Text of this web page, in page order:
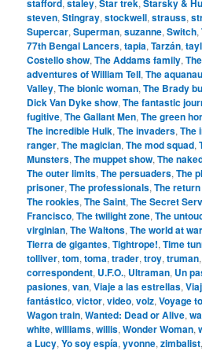
steven,Stingray,stockwell,strauss,
Supercar,Superman,suzanne,Switch,
77th Bengal Lancers,tapia,Tarzán,
Costello show,The Addams family,
adventures of William Tell,The
Valley,The bionic woman,The Brady
Dick Van Dyke show,The fantastic
fugitive,The Gallant Men,The green
The incredible Hulk,The invaders,The
ranger,The magician,The mod squad,
Munsters,The muppet show,The
The outer limits,The persuaders,The
prisoner,The professionals,The
The rookies,The Saint,The Secret
Francisco,The twilight zone,The
virginian,The Waltons,The world at war
Tierra de gigantes,Tightrope!,Time
tolliver,tom,toma,trader,troy,truman
correspondent, U.F.O., Ultraman, Un
pasiones,van,Viaje a las estrellas,
fantástico,victor,video,volz,Voyage
Wagon train,Wanted: Dead or Alive,
white,williams,willis,Wonder Woman,
a Lucy,Yo soy espía,yvonne,zimbalist